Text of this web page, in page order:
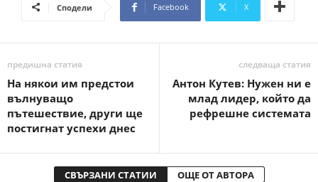
Сподели Facebook X
предишна статия
На някои им предстои
вълнуващо
пътешествие, други ще
постигнат успехи днес
следваща статия
Антон Кутев: Нужен ни е
млад лидер, който да
рефрешне системата
СВЪРЗАНИ СТАТИИ ОЩЕ ОТ АВТОРА